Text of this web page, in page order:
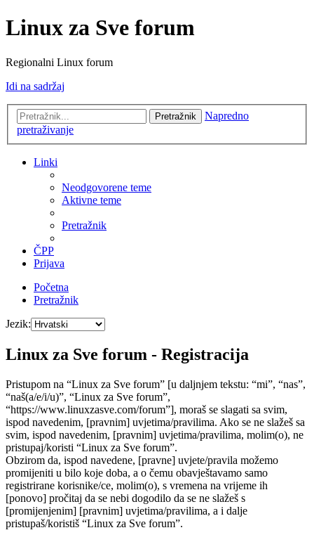
Linux za Sve forum
Regionalni Linux forum
Idi na sadržaj
Pretražnik
Napredno
pretraživanje
Linki
Neodgovorene teme
Aktivne teme
Pretražnik
ČPP
Prijava
Početna
Pretražnik
Jezik:
Linux za Sve forum - Registracija
Pristupom na “Linux za Sve forum” [u daljnjem tekstu: “mi”, “nas”,
“naš(a/e/i/u)”, “Linux za Sve forum”,
“https://www.linuxzasve.com/forum”], moraš se slagati sa svim,
ispod navedenim, [pravnim] uvjetima/pravilima. Ako se ne slažeš sa
svim, ispod navedenim, [pravnim] uvjetima/pravilima, molim(o), ne
pristupaj/koristi “Linux za Sve forum”.
Obzirom da, ispod navedene, [pravne] uvjete/pravila možemo
promijeniti u bilo koje doba, a o čemu obavještavamo samo
registrirane korisnike/ce, molim(o), s vremena na vrijeme ih
[ponovo] pročitaj da se nebi dogodilo da se ne slažeš s
[promijenjenim] [pravnim] uvjetima/pravilima, a i dalje
pristupaš/koristiš “Linux za Sve forum”.